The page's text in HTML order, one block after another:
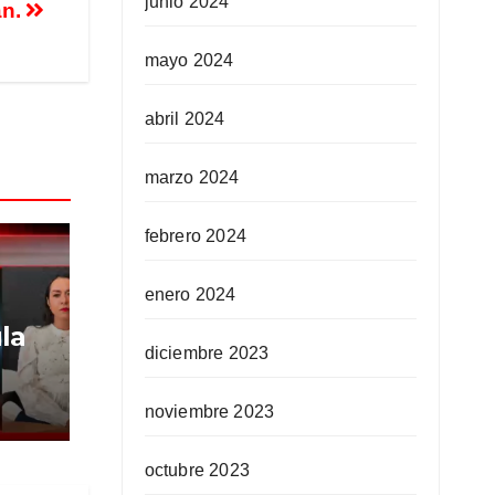
mayo 2024
abril 2024
marzo 2024
febrero 2024
enero 2024
diciembre 2023
noviembre 2023
octubre 2023